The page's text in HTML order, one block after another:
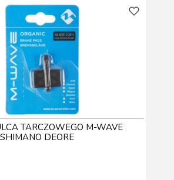
TARCZOWEGO M-WAVE
DEORE